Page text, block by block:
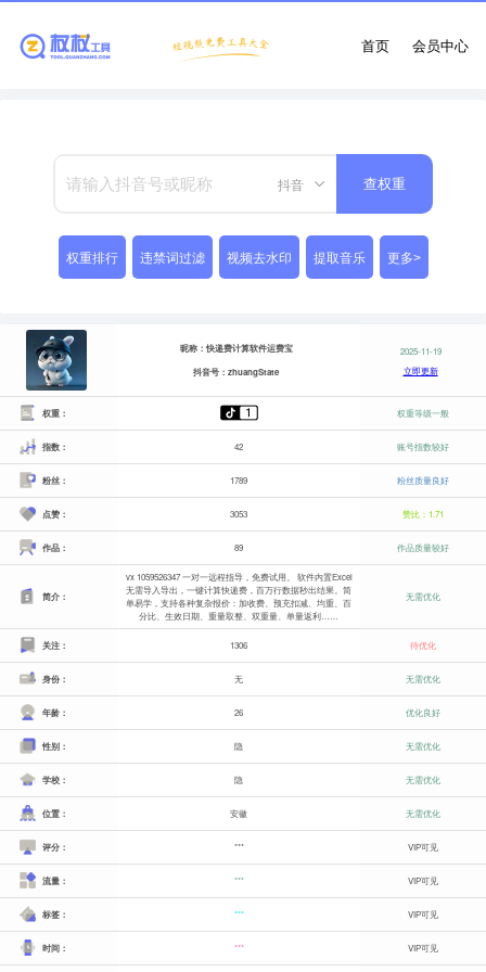
会员中心
首页
抖音 查权重
权重排行 违禁词过滤 视频去水印 提取音乐 更多>
昵称：快递费计算软件运费宝
抖音号：zhuangState
2025-11-19
立即更新
权重： 权重等级一般
指数： 42 账号指数较好
粉丝： 1789 粉丝质量良好
点赞： 3053 赞比：1.71
作品： 89 作品质量较好
简介：
vx 1059526347 一对一远程指导，免费试用。 软件内置Excel
无需导入导出，一键计算快递费，百万行数据秒出结果。简
单易学，支持各种复杂报价：加收费、预充扣减、均重、百
分比、生效日期、重量取整、双重量、单量返利……
无需优化
关注： 1306 待优化
身份： 无 无需优化
年龄： 26 优化良好
性别： 隐 无需优化
学校： 隐 无需优化
位置： 安徽 无需优化
评分： *** VIP可见
流量： *** VIP可见
标签： *** VIP可见
时间： *** VIP可见